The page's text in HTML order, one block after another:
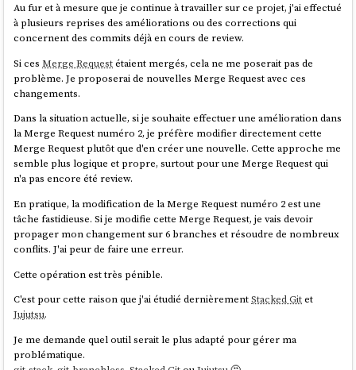
Au fur et à mesure que je continue à travailler sur ce projet, j'ai effectué
à plusieurs reprises des améliorations ou des corrections qui
concernent des commits déjà en cours de review.
Si cesMerge Requestétaient mergés, cela ne me poserait pas de
problème. Je proposerai de nouvelles Merge Request avec ces
changements.
Dans la situation actuelle, si je souhaite effectuer une amélioration dans
la Merge Request numéro 2, je préfère modifier directement cette
Merge Request plutôt que d'en créer une nouvelle. Cette approche me
semble plus logique et propre, surtout pour une Merge Request qui
n'a pas encore été review.
En pratique, la modification de la Merge Request numéro 2 est une
tâche fastidieuse. Si je modifie cette Merge Request, je vais devoir
propager mon changement sur 6 branches et résoudre de nombreux
conflits. J'ai peur de faire une erreur.
Cette opération est très pénible.
C'est pour cette raison que j'ai étudié dernièrementStacked Gitet
Jujutsu.
Je me demande quel outil serait le plus adapté pour gérer ma
problématique.